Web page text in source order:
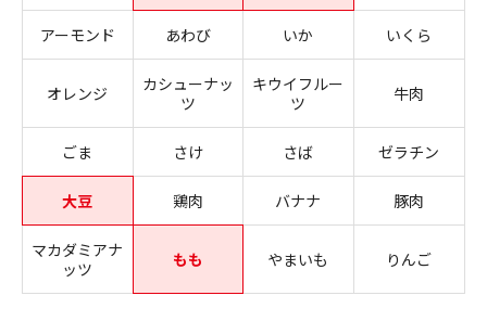
アーモンド あわび いか いくら
オレンジ
カシューナッ
ツ
キウイフルー
ツ
牛肉
ごま さけ さば ゼラチン
大豆 鶏肉 バナナ 豚肉
マカダミアナ
ッツ
もも やまいも りんご